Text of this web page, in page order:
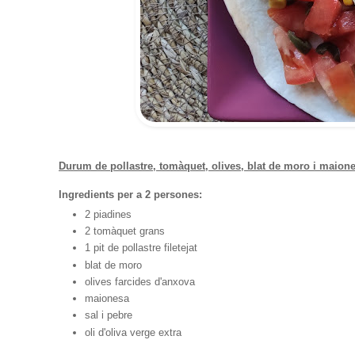
Durum de pollastre, tomàquet, olives, blat de moro i
Ingredients per a 2 persones:
2 piadines
2 tomàquet grans
1 pit de pollastre filetejat
blat de moro
olives farcides d'anxova
maionesa
sal i pebre
oli d'oliva verge extra